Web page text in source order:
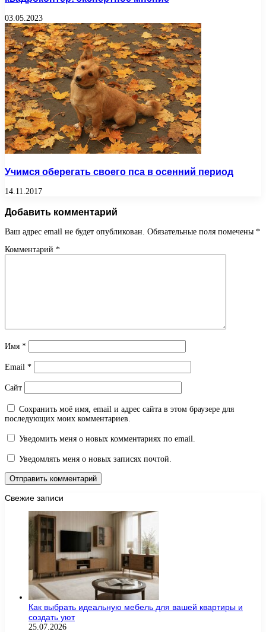
03.05.2023
Учимся оберегать своего пса в осенний период
14.11.2017
Добавить комментарий
Ваш адрес email не будет опубликован. Обязательные поля помечены *
Комментарий *
Имя *
Email *
Сайт
Сохранить моё имя, email и адрес сайта в этом браузере для
последующих моих комментариев.
Уведомить меня о новых комментариях по email.
Уведомлять меня о новых записях почтой.
Свежие записи
Как выбрать идеальную мебель для вашей квартиры и
создать уют
25.07.2026